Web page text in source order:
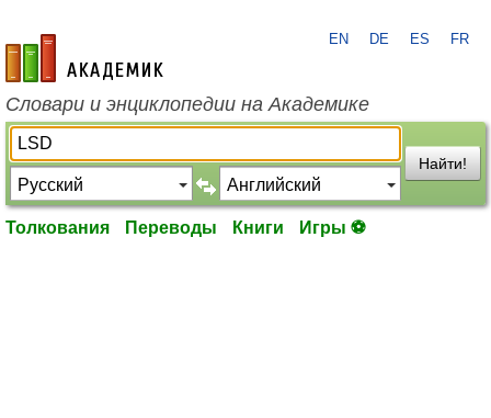
academic.ru
EN DE ES FR
Словари и энциклопедии на Академике
Найти!
Толкования Переводы Книги Игры ⚽